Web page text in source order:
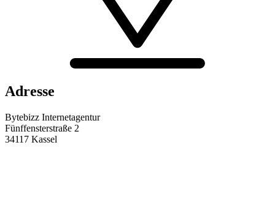
Adresse
Bytebizz Internetagentur
Fünffensterstraße 2
34117 Kassel